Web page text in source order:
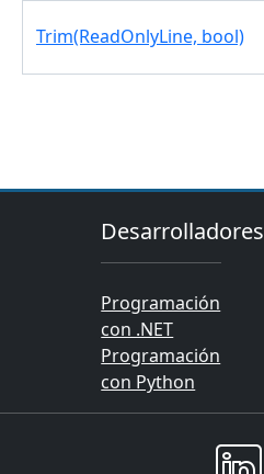
Trim(ReadOnlyLine, bool)
Desarrolladores
Programación
con .NET
Programación
con Python